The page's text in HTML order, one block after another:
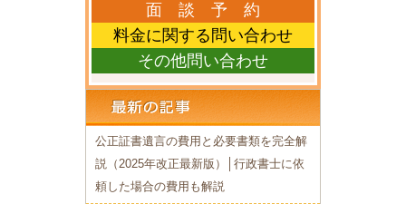
面 談 予 約
料金に関する問い合わせ
その他問い合わせ
公正証書遺言の費用と必要書類を完全解
説（2025年改正最新版）│行政書士に依
頼した場合の費用も解説